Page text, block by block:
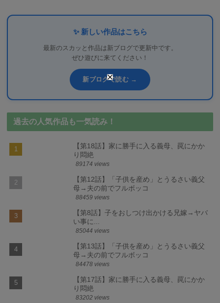
✨ 新しい作品はこちら
最新のスカッと作品は新ブログで更新中です。
ぜひ遊びに来てください！
新ブログで読む →
過去の人気作品も一気読み！
【第18話】家に勝手に入る義母、罠にかか
り悶絶
89174 views
【第12話】「子供を産め」とうるさい義父
母→夫の前でフルボッコ
88459 views
【第8話】子をおしつけ出かける兄嫁→ヤバ
い事に...
85044 views
【第13話】「子供を産め」とうるさい義父
母→夫の前でフルボッコ
84478 views
【第17話】家に勝手に入る義母、罠にかか
り悶絶
83202 views